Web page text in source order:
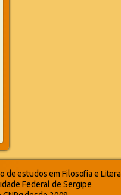
de estudos em Filosofia e
Federal de Sergipe